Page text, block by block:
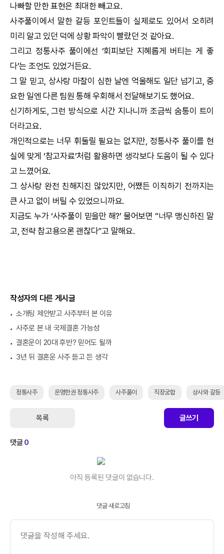
나빠할 만한 표현은 최대한 빼고요.
사주풀이에서 말한 갈등 포인트들이 실제로도 있어서 오히려
미리 알고 있던 덕에 상황 파악이 빨랐던 것 같아요.
그리고정통사주 풀이에선 ‘회피보단 지혜롭게 버티는 게 좋
다’는 조언도 있었거든요.
그 말 믿고, 상사랑 마찰이 심한 날엔 억울해도 일단 넘기고, 중
요한 일엔 다른 팀원 통해 우회해서 전달해보기도 했어요.
신기하게도, 그런 방식으로 시간 지나니까 조금씩 숨통이 트이
더라고요.
개인적으로는 너무 휘둘릴 필요는 없지만, 정통사주 풀이를 현
실에 맞게 ‘참고자료’처럼 활용하면 생각보다 도움이 될 수 있다
고 느꼈어요.
그 상사랑 완전 친해지진 않았지만, 어쨌든 이직하기 전까지는
큰 사고 없이 버틸 수 있었으니까요.
지금도 누가 ‘사주풀이 믿을만 해?’ 물어보면 “너무 맹신하진 말
고, 전략 참고용으론 괜찮다”고 말해요.
작성자의 다른 게시글
소개팅 제안받고 사주부터 본 이유
사주로 본 내 국제결혼 가능성
결혼운이 20대 후반? 믿어도 될까
3년 뒤 결혼운 사주 듣고 든 생각
정통사주 운명한권 정통사주 사주풀이 직장궁합 상사와 갈등
목록 글쓰기
댓글0
아직 등록된 댓글이 없습니다.
댓글 새로고침